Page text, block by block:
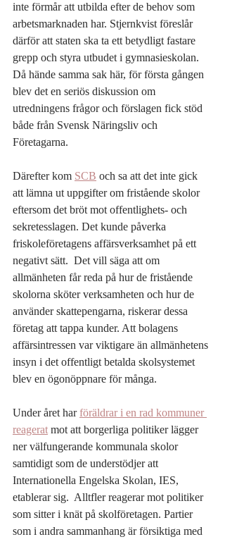
inte förmår att utbilda efter de behov som
arbetsmarknaden har. Stjernkvist föreslår
därför att staten ska ta ett betydligt fastare
grepp och styra utbudet i gymnasieskolan.
Då hände samma sak här, för första gången
blev det en seriös diskussion om
utredningens frågor och förslagen fick stöd
både från Svensk Näringsliv och
Företagarna.
Därefter kom SCB och sa att det inte gick
att lämna ut uppgifter om fristående skolor
eftersom det bröt mot offentlighets- och
sekretesslagen. Det kunde påverka
friskoleföretagens affärsverksamhet på ett
negativt sätt.  Det vill säga att om
allmänheten får reda på hur de fristående
skolorna sköter verksamheten och hur de
använder skattepengarna, riskerar dessa
företag att tappa kunder. Att bolagens
affärsintressen var viktigare än allmänhetens
insyn i det offentligt betalda skolsystemet
blev en ögonöppnare för många.
Under året har föräldrar i en rad kommuner
reagerat mot att borgerliga politiker lägger
ner välfungerande kommunala skolor
samtidigt som de understödjer att
Internationella Engelska Skolan, IES,
etablerar sig.  Alltfler reagerar mot politiker
som sitter i knät på skolföretagen. Partier
som i andra sammanhang är försiktiga med